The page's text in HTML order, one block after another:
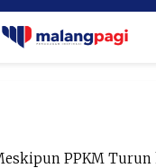
PPKM Turun